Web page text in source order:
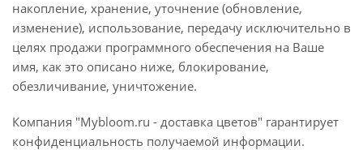
накопление, хранение, уточнение (обновление,
изменение), использование, передачу исключительно в
целях продажи программного обеспечения на Ваше
имя, как это описано ниже, блокирование,
обезличивание, уничтожение.
Компания "Mybloom.ru - доставка цветов" гарантирует
конфиденциальность получаемой информации.